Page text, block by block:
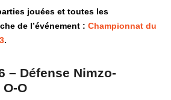
jouées et toutes les
de l’événement :Championnat du
.
– Défense Nimzo-
O